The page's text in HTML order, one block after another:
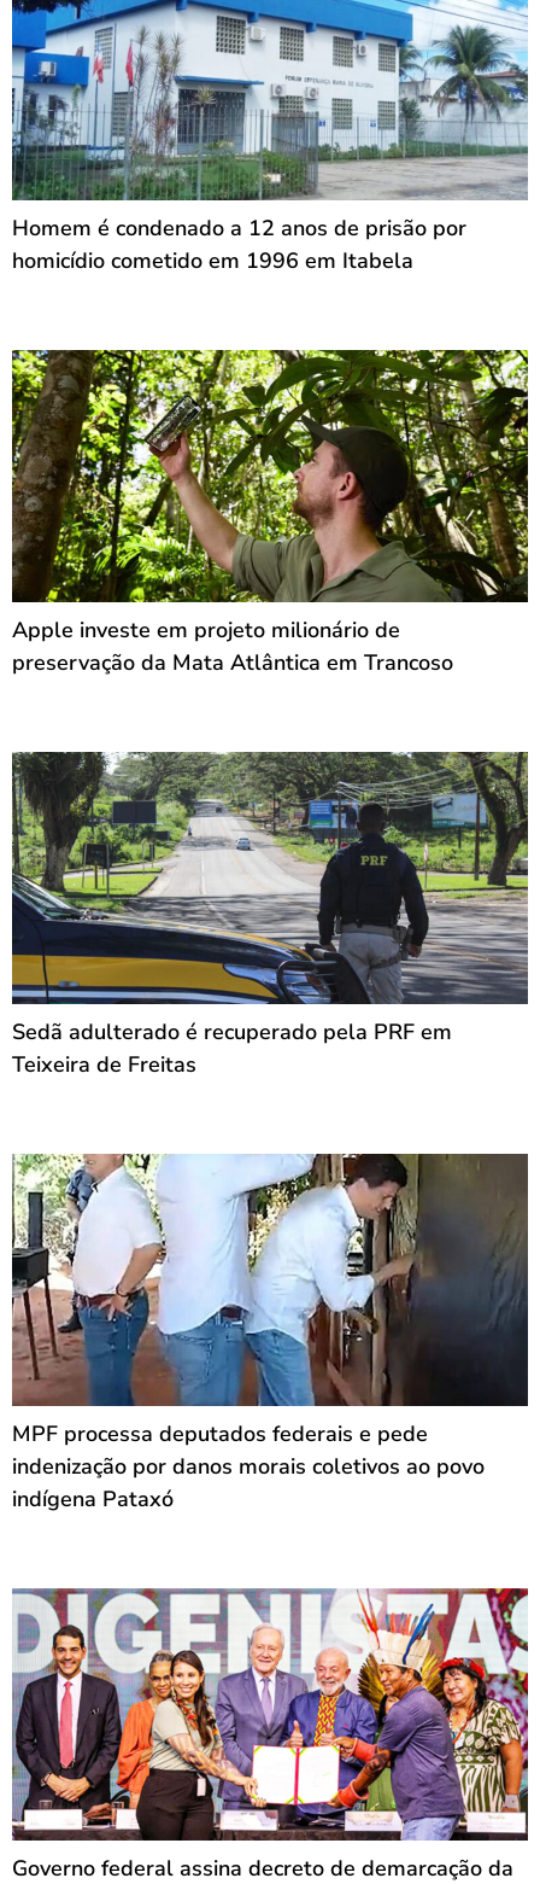
Homem é condenado a 12 anos de prisão por
homicídio cometido em 1996 em Itabela
Apple investe em projeto milionário de
preservação da Mata Atlântica em Trancoso
Sedã adulterado é recuperado pela PRF em
Teixeira de Freitas
MPF processa deputados federais e pede
indenização por danos morais coletivos ao povo
indígena Pataxó
Governo federal assina decreto de demarcação da